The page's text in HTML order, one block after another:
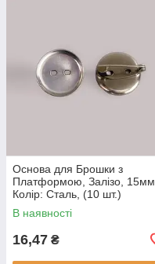
Основа для Брошки з
Платформою, Залізо, 15мм,
Колір: Сталь, (10 шт.)
В наявності
16,47 ₴